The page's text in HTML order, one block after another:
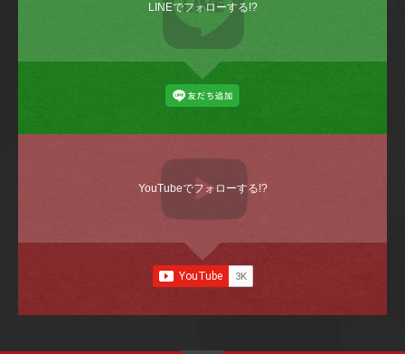
LINEでフォローする!?
YouTubeでフォローする!?